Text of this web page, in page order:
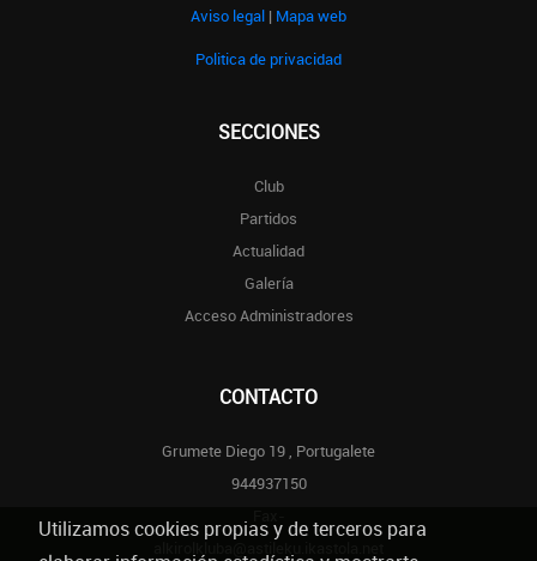
Aviso legal | Mapa web
Politica de privacidad
SECCIONES
Club
Partidos
Actualidad
Galería
Acceso Administradores
CONTACTO
Grumete Diego 19 , Portugalete
944937150
Utilizamos cookies propias y de terceros para